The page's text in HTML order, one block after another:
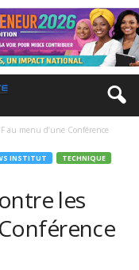
au menu d’une Conférence
INSTITUT
TECHNIQUE
les